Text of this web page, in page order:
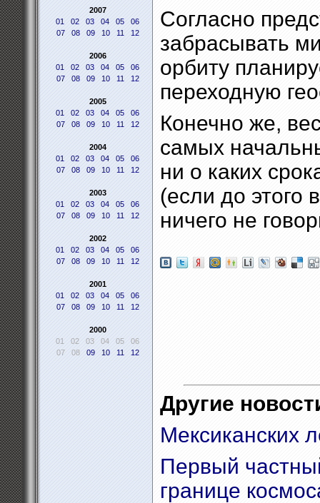
2007
01
02 03 04 05
06
07
08 09 10 11 12
2006
01
02 03 04 05
06
07
08 09 10 11 12
2005
01
02 03 04 05
06
07
08 09 10 11 12
2004
01
02 03 04 05
06
07
08 09 10 11 12
2003
01
02 03 04 05
06
07
08 09 10 11 12
2002
01
02 03 04 05
06
07
08 09 10 11 12
2001
01
02 03 04 05
06
07
08 09 10 11 12
2000
01
02 03 04 05
06
07
08 09 10 11 12
Согласно
забрасывать
орбиту
переходную
Конечно же,
самых
ни о каких
(если до этого
ничего не
Другие
Мексиканских
Первый
границе